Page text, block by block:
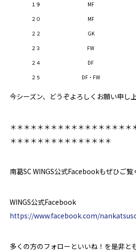
１９
MF
２０
MF
２２
GK
２３
FW
２４
DF
２５
DF・FW
今シーズン、どうぞよろしくお願い申し上
＊＊＊＊＊＊＊＊＊＊＊＊＊＊＊＊＊＊
＊＊＊＊＊＊＊＊＊＊＊＊＊＊＊
南葛SC WINGS公式Facebookもぜひご覧
WINGS公式Facebook
https://www.facebook.com/
多くの方のフォローといいね！を是非と